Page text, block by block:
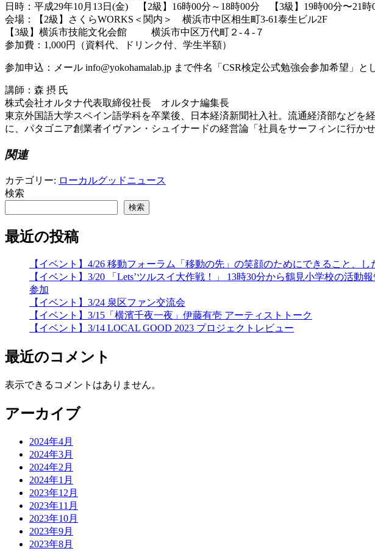
日時：平成29年10月13日(金) 【2級】16時00分～18時00分 【3級】19時00分〜21時
会場：【2級】さくらWORKS＜関内＞ 横浜市中区相生町3-61泰生ビル2F
【3級】横浜市技能文化会館 横浜市中区万代町２-４-７
参加費：1,000円（資料代、ドリンク付、学生半額）
参加申込：メール info@yokohamalab.jp まで件名「CSR検定公式勉強会参加希望」
講師：森 摂 氏
株式会社オルタナ代表取締役社長 オルタナ編集長
東京外国語大学スペイン語学科を卒業後、日本経済新聞社 入社。流通経済部などを
に、パタゴニア創業者イヴァン・シ ュイナードの経営論「社員をサーフィンに行か
関連
カテゴリー: ローカルグッドニュース
検索
検索
最近の投稿
【イベント】4/26 移動フォーラム「移動の先」の笑顔のためにできること、
【イベント】3/20 「Lets’ツルスイ大作戦！」 13時30分から鶴見小学校の活
参加
【イベント】3/24 泉区ファン交流会
【イベント】3/15「横濱千夜一夜」伊藤有壱 アーティストトーク
【イベント】3/14 LOCAL GOOD 2023 プロジェクトレビュー
最近のコメント
表示できるコメントはありません。
アーカイブ
2024年4月
2024年3月
2024年2月
2024年1月
2023年12月
2023年11月
2023年10月
2023年9月
2023年8月